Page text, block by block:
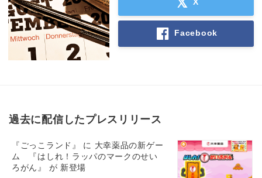
Facebook
過去に配信したプレスリリース
『ごっこランド』 に 大幸薬品の新ゲー
ム 『はしれ！ラッパのマークのせい
ろがん』 が 新登場